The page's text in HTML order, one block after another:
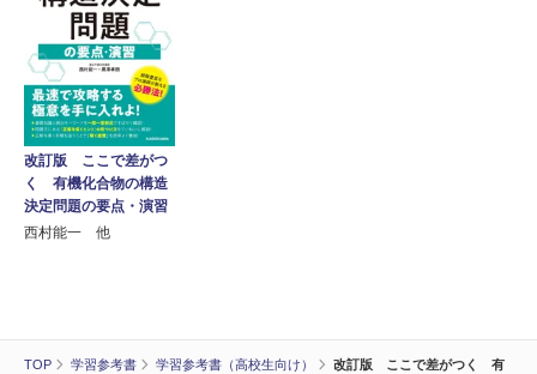
TOP 学習参考書 学習参考書（高校生向け）
改訂版 ここで差がつく 有
改訂版 ここで差がつ
く 有機化合物の構造
決定問題の要点・演習
西村能一 他